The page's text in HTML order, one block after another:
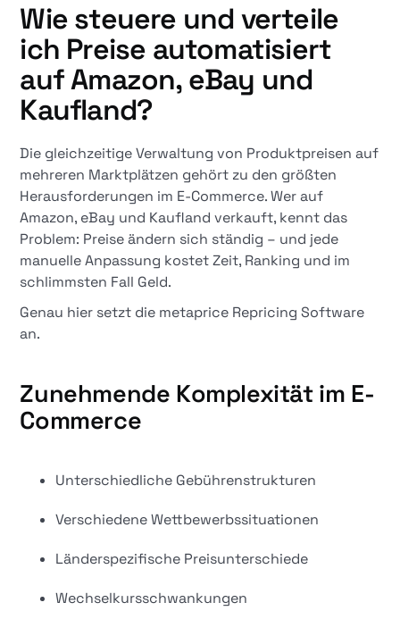
Wie steuere und verteile
ich Preise automatisiert
auf Amazon, eBay und
Kaufland?
Die gleichzeitige Verwaltung von Produktpreisen auf
mehreren Marktplätzen gehört zu den größten
Herausforderungen im E-Commerce. Wer auf
Amazon, eBay und Kaufland verkauft, kennt das
Problem: Preise ändern sich ständig – und jede
manuelle Anpassung kostet Zeit, Ranking und im
schlimmsten Fall Geld.
Genau hier setzt die metaprice Repricing Software
an.
Zunehmende Komplexität im E-
Commerce
Unterschiedliche Gebührenstrukturen
Verschiedene Wettbewerbssituationen
Länderspezifische Preisunterschiede
Wechselkursschwankungen